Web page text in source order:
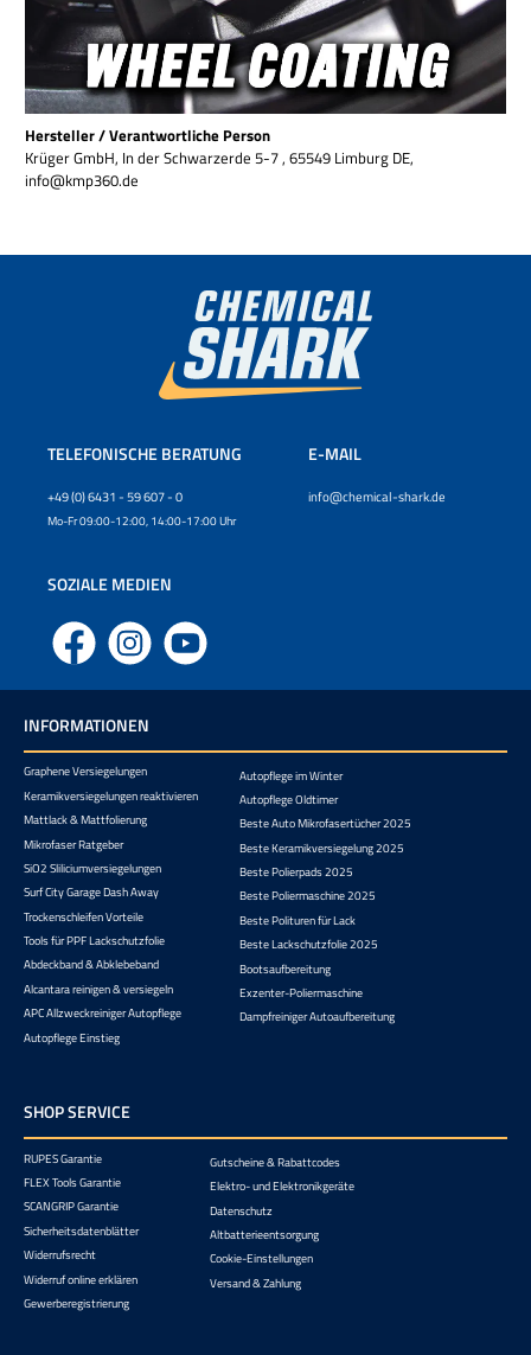
Hersteller / Verantwortliche Person
Krüger GmbH, In der Schwarzerde 5-7 , 65549 Limburg DE,
info@kmp360.de
TELEFONISCHE BERATUNG
+49 (0) 6431 - 59 607 - 0
Mo-Fr 09:00-12:00, 14:00-17:00 Uhr
E-MAIL
info@chemical-shark.de
SOZIALE MEDIEN
Facebook Instagram YouTube
INFORMATIONEN
Graphene Versiegelungen
Keramikversiegelungen reaktivieren
Mattlack & Mattfolierung
Mikrofaser Ratgeber
SiO2 Sliliciumversiegelungen
Surf City Garage Dash Away
Trockenschleifen Vorteile
Tools für PPF Lackschutzfolie
Abdeckband & Abklebeband
Alcantara reinigen & versiegeln
APC Allzweckreiniger Autopflege
Autopflege Einstieg
Autopflege im Winter
Autopflege Oldtimer
Beste Auto Mikrofasertücher 2025
Beste Keramikversiegelung 2025
Beste Polierpads 2025
Beste Poliermaschine 2025
Beste Polituren für Lack
Beste Lackschutzfolie 2025
Bootsaufbereitung
Exzenter-Poliermaschine
Dampfreiniger Autoaufbereitung
SHOP SERVICE
RUPES Garantie
FLEX Tools Garantie
SCANGRIP Garantie
Sicherheitsdatenblätter
Widerrufsrecht
Widerruf online erklären
Gewerberegistrierung
Gutscheine & Rabattcodes
Elektro- und Elektronikgeräte
Datenschutz
Altbatterieentsorgung
Cookie-Einstellungen
Versand & Zahlung